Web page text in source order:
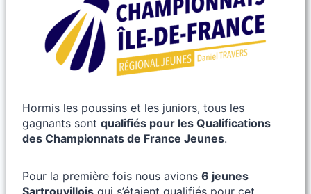
Hormis les poussins et les juniors, tous les
gagnants sont qualifiés pour les Qualifications
des Championnats de France Jeunes.
Pour la première fois nous avions 6 jeunes